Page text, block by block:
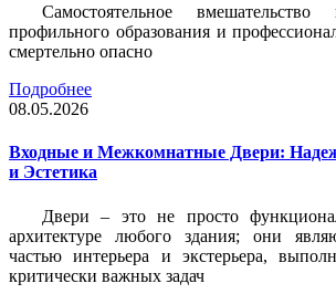
Самостоятельное
профильного образования и
смертельно опасно
Подробнее
08.05.2026
Входные и Межкомнатные Двери:
и Эстетика
Двери – это не просто
архитектуре любого здания; они
частью интерьера и экстерьера,
критически важных задач